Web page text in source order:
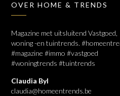
OVER HOME & TRENDS
Magazine met uitsluitend Vastgoed,
woning -en tuintrends.
#magazine #immo #vastgoed
#woningtrends #tuintrends
Claudia Byl
claudia@homeentrends.be